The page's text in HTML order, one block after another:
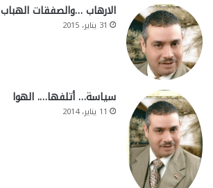
الارهاب …والصفقات الهباب
31 يناير، 2015
سياسة… أتلفها…. الهوا
11 يناير، 2014